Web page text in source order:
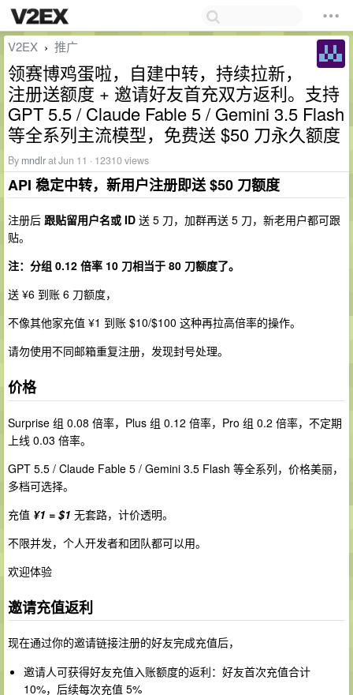
V2EX › 推广
领赛博鸡蛋啦，自建中转，持续拉新，
注册送额度 + 邀请好友首充双方返利。支持
GPT 5.5 / Claude Fable 5 / Gemini 3.5 Flash
等全系列主流模型，免费送 $50 刀永久额度
By mndlrat Jun 11 · 12310 views
API 稳定中转，新用户注册即送 $50 刀额度
注册后 跟贴留用户名或 ID 送 5 刀，加群再送 5 刀，新老用户都可跟
贴。
注：分组 0.12 倍率 10 刀相当于 80 刀额度了。
送 ¥6 到账 6 刀额度，
不像其他家充值 ¥1 到账 $10/$100 这种再拉高倍率的操作。
请勿使用不同邮箱重复注册，发现封号处理。
价格
Surprise 组 0.08 倍率，Plus 组 0.12 倍率，Pro 组 0.2 倍率，不定期
上线 0.03 倍率。
GPT 5.5 / Claude Fable 5 / Gemini 3.5 Flash 等全系列，价格美丽，
多档可选择。
充值 ¥1 = $1 无套路，计价透明。
不限并发，个人开发者和团队都可以用。
欢迎体验
邀请充值返利
现在通过你的邀请链接注册的好友完成充值后，
邀请人可获得好友充值入账额度的返利：好友首次充值合计
10%，后续每次充值 5%